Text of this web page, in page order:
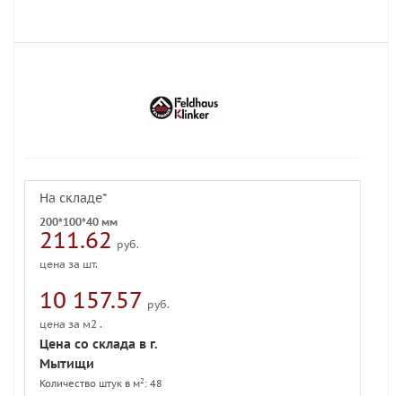
На складе*
200*100*40 мм
211.62 руб.
цена за шт.
10 157.57 руб.
цена за м2 .
Цена со склада в г.
Мытищи
Количество штук в м2 : 48